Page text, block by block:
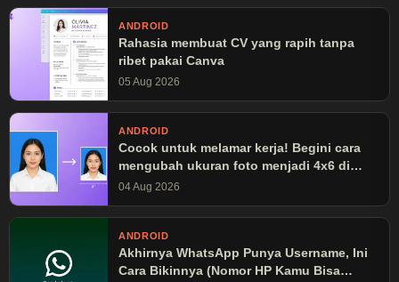
ANDROID
Rahasia membuat CV yang rapih tanpa
ribet pakai Canva
05 Aug 2026
ANDROID
Cocok untuk melamar kerja! Begini cara
mengubah ukuran foto menjadi 4x6 di
Canva
04 Aug 2026
ANDROID
Akhirnya WhatsApp Punya Username, Ini
Cara Bikinnya (Nomor HP Kamu Bisa